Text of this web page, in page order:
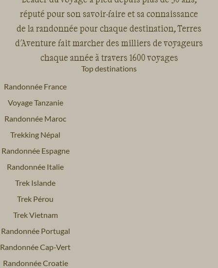
réputé pour son savoir-faire et sa connaissance
de la randonnée pour chaque destination, Terres
d'Aventure fait marcher des milliers de voyageurs
chaque année à travers 1600 voyages
Top destinations
Randonnée France
Voyage Tanzanie
Randonnée Maroc
Trekking Népal
Randonnée Espagne
Randonnée Italie
Trek Islande
Trek Pérou
Trek Vietnam
Randonnée Portugal
Randonnée Cap-Vert
Randonnée Croatie